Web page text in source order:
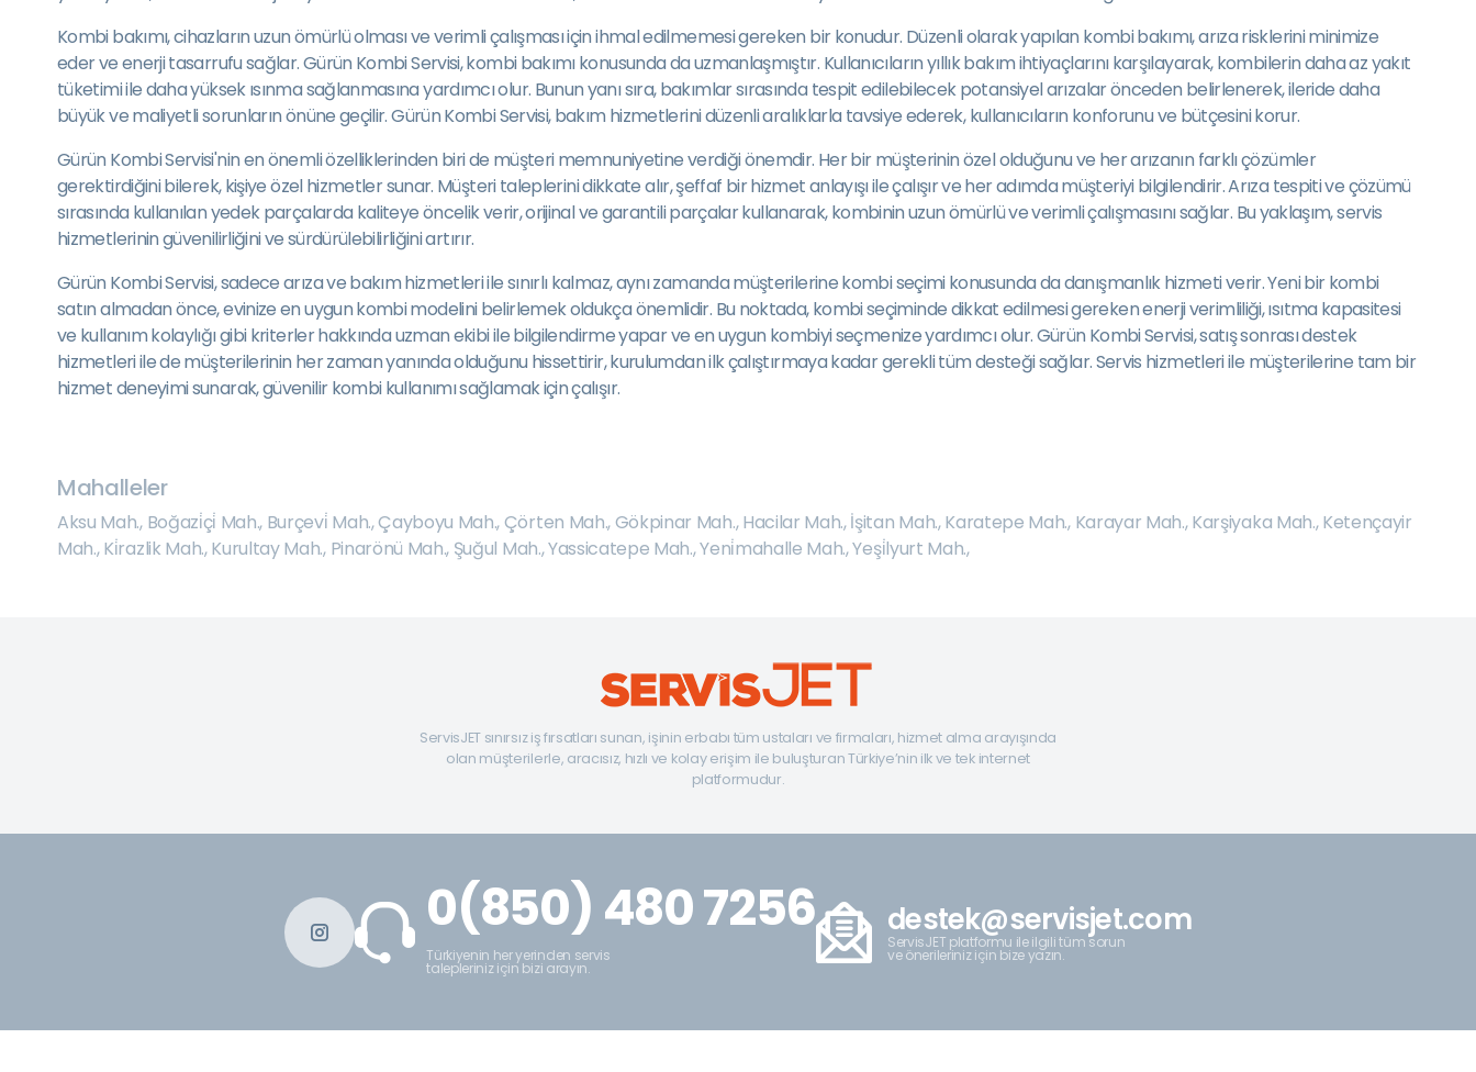
Kombi bakımı, cihazların uzun ömürlü olması ve verimli çalışması için ihmal edilmemesi gereken bir konudur. Düzenli olarak yapılan kombi bakımı, arıza risklerini minimize
eder ve enerji tasarrufu sağlar. Gürün Kombi Servisi, kombi bakımı konusunda da uzmanlaşmıştır. Kullanıcıların yıllık bakım ihtiyaçlarını karşılayarak, kombilerin daha az yakıt
tüketimi ile daha yüksek ısınma sağlanmasına yardımcı olur. Bunun yanı sıra, bakımlar sırasında tespit edilebilecek potansiyel arızalar önceden belirlenerek, ileride daha
büyük ve maliyetli sorunların önüne geçilir. Gürün Kombi Servisi, bakım hizmetlerini düzenli aralıklarla tavsiye ederek, kullanıcıların konforunu ve bütçesini korur.
Gürün Kombi Servisi'nin en önemli özelliklerinden biri de müşteri memnuniyetine verdiği önemdir. Her bir müşterinin özel olduğunu ve her arızanın farklı çözümler
gerektirdiğini bilerek, kişiye özel hizmetler sunar. Müşteri taleplerini dikkate alır, şeffaf bir hizmet anlayışı ile çalışır ve her adımda müşteriyi bilgilendirir. Arıza tespiti ve çözümü
sırasında kullanılan yedek parçalarda kaliteye öncelik verir, orijinal ve garantili parçalar kullanarak, kombinin uzun ömürlü ve verimli çalışmasını sağlar. Bu yaklaşım, servis
hizmetlerinin güvenilirliğini ve sürdürülebilirliğini artırır.
Gürün Kombi Servisi, sadece arıza ve bakım hizmetleri ile sınırlı kalmaz, aynı zamanda müşterilerine kombi seçimi konusunda da danışmanlık hizmeti verir. Yeni bir kombi
satın almadan önce, evinize en uygun kombi modelini belirlemek oldukça önemlidir. Bu noktada, kombi seçiminde dikkat edilmesi gereken enerji verimliliği, ısıtma kapasitesi
ve kullanım kolaylığı gibi kriterler hakkında uzman ekibi ile bilgilendirme yapar ve en uygun kombiyi seçmenize yardımcı olur. Gürün Kombi Servisi, satış sonrası destek
hizmetleri ile de müşterilerinin her zaman yanında olduğunu hissettirir, kurulumdan ilk çalıştırmaya kadar gerekli tüm desteği sağlar. Servis hizmetleri ile müşterilerine tam bir
hizmet deneyimi sunarak, güvenilir kombi kullanımı sağlamak için çalışır.
Mahalleler
Aksu Mah., Boğazi̇çi̇ Mah., Burçevi̇ Mah.,Çayboyu Mah.,Çörten Mah.,Gökpinar Mah.,Hacilar Mah.,İşitan Mah.,Karatepe Mah., Karayar Mah.,Karşiyaka Mah.,Ketençayir
Mah.,Ki̇razlik Mah.,Kurultay Mah., Pinarönü Mah., Şuğul Mah.,Yassicatepe Mah.,Yeni̇mahalle Mah.,Yeşi̇lyurt Mah.,
ServisJET sınırsız iş fırsatları sunan, işinin erbabı tüm ustaları ve firmaları, hizmet alma arayışında
olan müşterilerle, aracısız, hızlı ve kolay erişim ile buluşturan Türkiye’nin ilk ve tek internet
platformudur.
0(850) 480 7256
Türkiyenin her yerinden servis
talepleriniz için bizi arayın.
destek@servisjet.com
ServisJET platformu ile ilgili tüm sorun
ve önerileriniz için bize yazın.